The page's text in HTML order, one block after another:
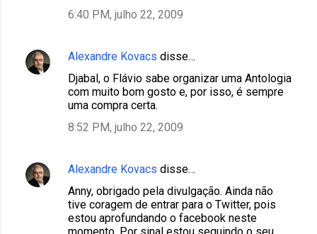
6:40 PM, julho 22, 2009
Alexandre Kovacs disse…
Djabal, o Flávio sabe organizar uma Antologia
com muito bom gosto e, por isso, é sempre
uma compra certa.
8:52 PM, julho 22, 2009
Alexandre Kovacs disse…
Anny, obrigado pela divulgação. Ainda não
tive coragem de entrar para o Twitter, pois
estou aprofundando o facebook neste
momento. Por sinal estou seguindo o seu